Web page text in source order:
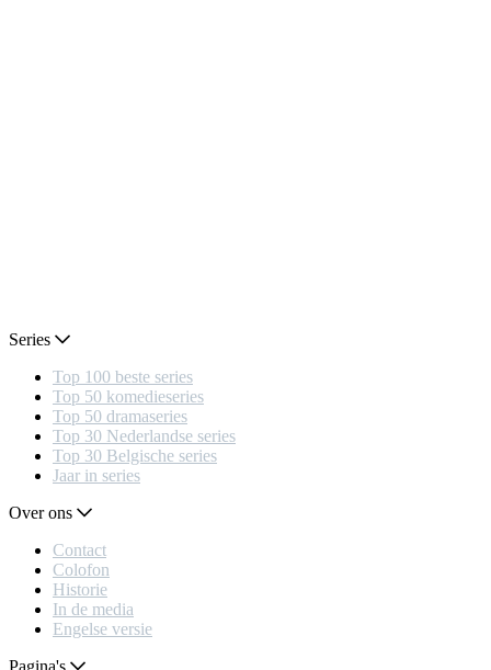
Series
Top 100 beste series
Top 50 komedieseries
Top 50 dramaseries
Top 30 Nederlandse series
Top 30 Belgische series
Jaar in series
Over ons
Contact
Colofon
Historie
In de media
Engelse versie